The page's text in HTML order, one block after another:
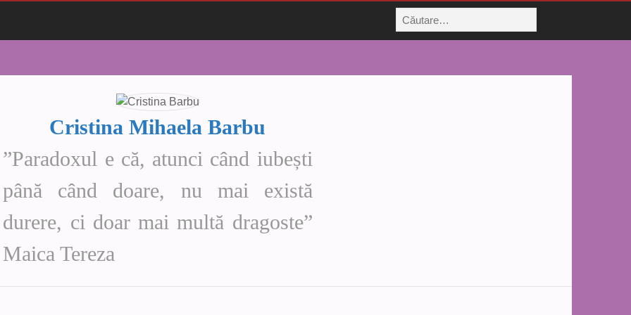
Cristina Mihaela Barbu
”Paradoxul e că, atunci când iubești
până când doare, nu mai există
durere, ci doar mai multă dragoste”
Maica Tereza